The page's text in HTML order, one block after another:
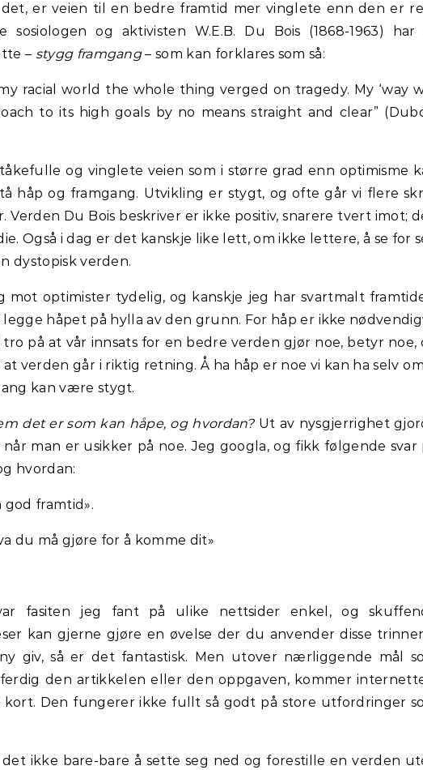
det, er veien til en bedre framtid mer vinglete enn den er
sosiologen og aktivisten W.E.B. Du Bois (1868-1963)
– stygg framgang– som kan forklares som så:
racial world the whole thing verged on tragedy. My ‘way
to its high goals by no means straight and clear”
og vinglete veien som i større grad enn optimisme
håp og framgang. Utvikling er stygt, og ofte går vi flere
Verden Du Bois beskriver er ikke positiv, snarere tvert imot;
Også i dag er det kanskje like lett, om ikke lettere, å se for
dystopisk verden.
mot optimister tydelig, og kanskje jeg har svartmalt
legge håpet på hylla av den grunn. For håp er ikke
på at vår innsats for en bedre verden gjør noe, betyr noe,
verden går i riktig retning. Å ha håp er noe vi kan ha selv
kan være stygt.
det er som kan håpe, og hvordan?Ut av nysgjerrighet
man er usikker på noe. Jeg googla, og fikk følgende svar
hvordan:
god framtid».
du må gjøre for å komme dit»
var fasiten jeg fant på ulike nettsider enkel, og
kan gjerne gjøre en øvelse der du anvender disse
giv, så er det fantastisk. Men utover nærliggende mål
den artikkelen eller den oppgaven, kommer
Den fungerer ikke fullt så godt på store utfordringer
ikke bare-bare å sette seg ned og forestille en verden